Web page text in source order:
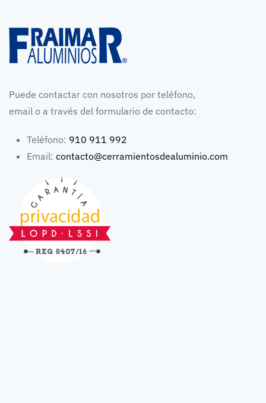
Puede contactar con nosotros por teléfono,
email o a través del formulario de contacto:
Teléfono: 910 911 992
Email: contacto@cerramientosdealuminio.com